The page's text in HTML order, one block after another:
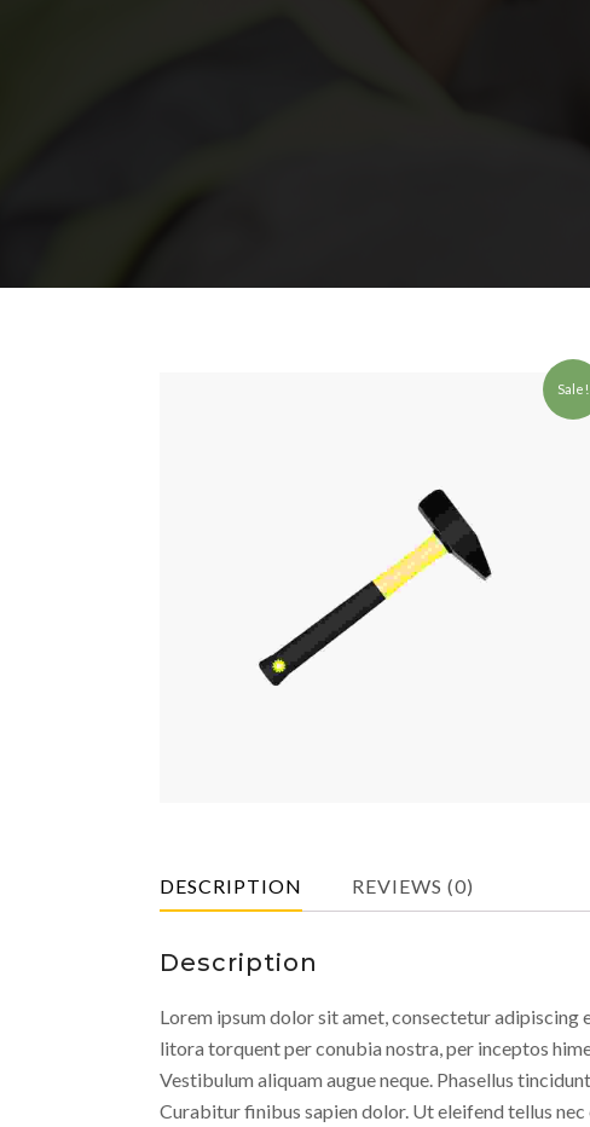
Sale!
DESCRIPTION REVIEWS (0)
Description
Lorem ipsum dolor sit amet, consectetur
litora torquent per conubia nostra, per inceptos
Vestibulum aliquam augue neque. Phasellus
Curabitur finibus sapien dolor. Ut eleifend tellus nec